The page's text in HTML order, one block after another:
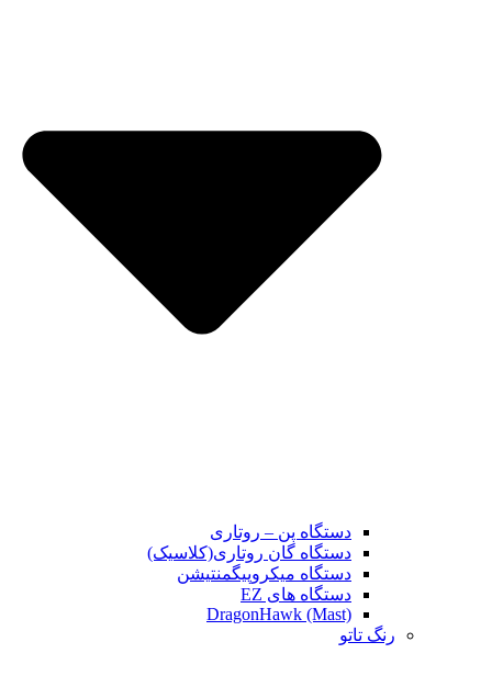
دستگاه پن – روتاری
دستگاه گان روتاری(کلاسیک)
دستگاه میکروپیگمنتیشن
دستگاه های EZ
DragonHawk (Mast)
رنگ تاتو